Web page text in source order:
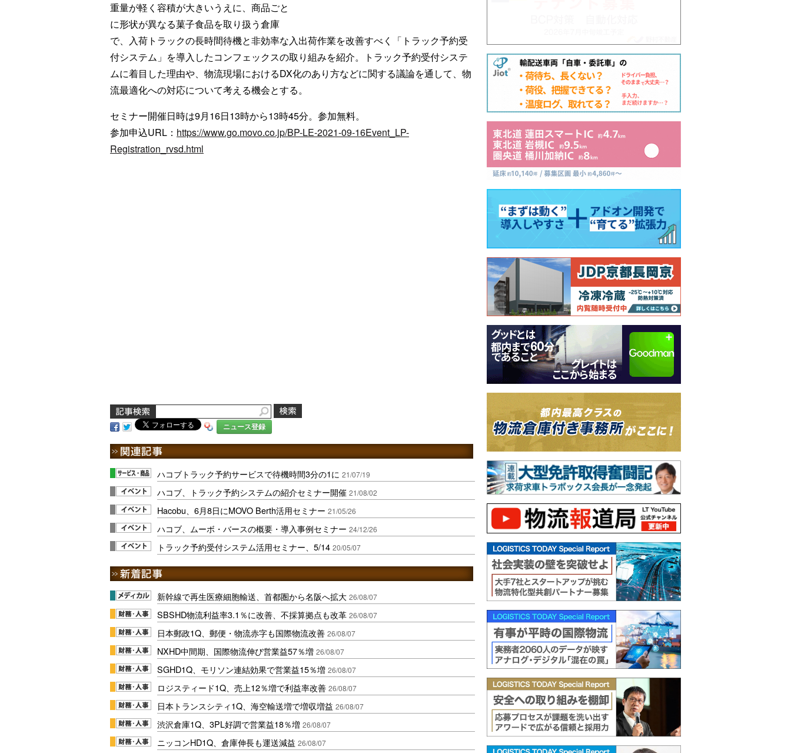
重量が軽く容積が大きいうえに、商品ごと
に形状が異なる菓子食品を取り扱う倉庫
で、入荷トラックの長時間待機と非効率な入出荷作業を改善すべく「トラック予約受
付システム」を導入したコンフェックスの取り組みを紹介。トラック予約受付システ
ムに着目した理由や、物流現場におけるDX化のあり方などに関する議論を通して、物
流最適化への対応について考える機会とする。
セミナー開催日時は9月16日13時から13時45分。参加無料。
参加申込URL： https://www.go.movo.co.jp/BP-LE-2021-09-16Event_LP-
Registration_rvsd.html
ニュース登録
ハコブトラック予約サービスで待機時間3分の1に 21/07/19
ハコブ、トラック予約システムの紹介セミナー開催 21/08/02
Hacobu、6月8日にMOVO Berth活用セミナー 21/05/26
ハコブ、ムーボ・バースの概要・導入事例セミナー 24/12/26
トラック予約受付システム活用セミナー、5/14 20/05/07
新幹線で再生医療細胞輸送、首都圏から名阪へ拡大 26/08/07
SBSHD物流利益率3.1％に改善、不採算拠点も改革 26/08/07
日本郵政1Q、郵便・物流赤字も国際物流改善 26/08/07
NXHD中間期、国際物流伸び営業益57％増 26/08/07
SGHD1Q、モリソン連結効果で営業益15％増 26/08/07
ロジスティード1Q、売上12％増で利益率改善 26/08/07
日本トランスシティ1Q、海空輸送増で増収増益 26/08/07
渋沢倉庫1Q、3PL好調で営業益18％増 26/08/07
ニッコンHD1Q、倉庫伸長も運送減益 26/08/07